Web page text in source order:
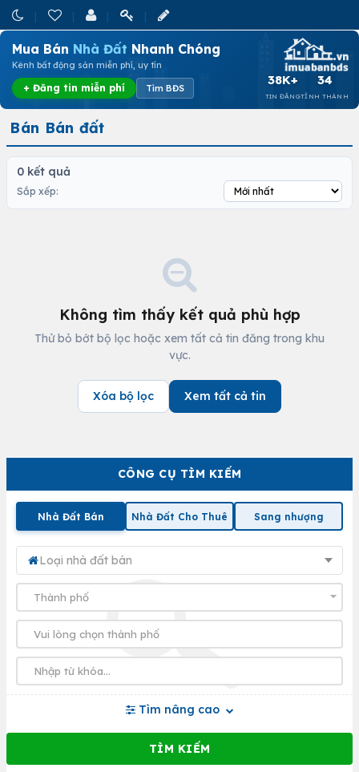
Mua Bán Nhà Đất Nhanh Chóng
Kênh bất động sản miễn phí, uy tín
+ Đăng tin miễn phí Tìm BĐS
38K+
TIN ĐĂNG
34
TỈNH THÀNH
CÔNG CỤ TÌM KIẾM
Nhà Đất Bán Nhà Đất Cho Thuê Sang nhượng
Loại nhà đất bán
Tìm nâng cao
Bán Bán đất
0 kết quả
Sắp xếp:
Không tìm thấy kết quả phù hợp
Thử bỏ bớt bộ lọc hoặc xem tất cả tin đăng trong khu
vực.
Xóa bộ lọc Xem tất cả tin